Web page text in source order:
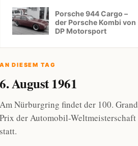
Porsche 944 Cargo –
der Porsche Kombi von
DP Motorsport
AN DIESEM TAG
6. August 1961
Am Nürburgring findet der 100. Grand
Prix der Automobil-Weltmeisterschaft
statt.